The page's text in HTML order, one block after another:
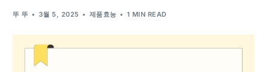
뚜 뚜 3월 5, 2025 제품효능 1 MIN READ